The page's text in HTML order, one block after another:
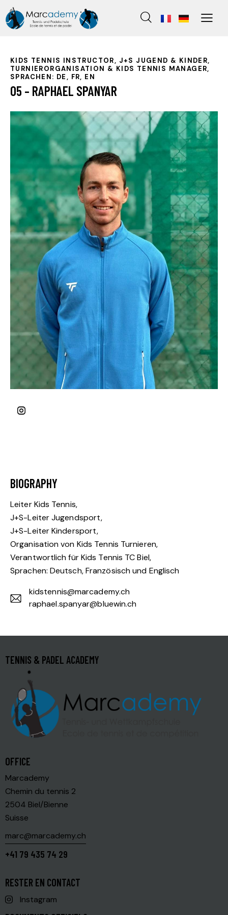
KIDS TENNIS INSTRUCTOR, J+S JUGEND & KINDER,
TURNIERORGANISATION & KIDS TENNIS MANAGER,
SPRACHEN: DE, FR, EN
05 – RAPHAEL SPANYAR
BIOGRAPHY
Leiter Kids Tennis,
J+S-Leiter Jugendsport,
J+S-Leiter Kindersport,
Organisation von Kids Tennis Turnieren,
Verantwortlich für Kids Tennis TC Biel,
Sprachen: Deutsch, Französisch und Englisch
kidstennis@marcademy.ch
raphael.spanyar@bluewin.ch
TENNIS & PADEL ACADEMY
OFFICE
Marcademy
Chemin du tennis 2
2504 Biel/Bienne
Suisse
marc@marcademy.ch
+41 79 435 74 29
RESTER EN CONTACT
Instagram